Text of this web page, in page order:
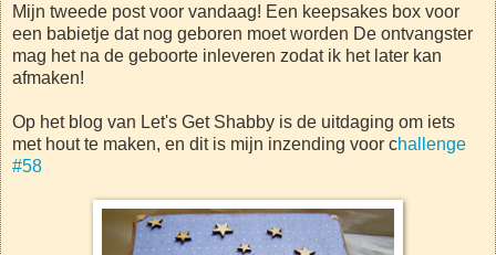
Mijn tweede post voor vandaag! Een keepsakes box voor
een babietje dat nog geboren moet worden De ontvangster
mag het na de geboorte inleveren zodat ik het later kan
afmaken!
Op het blog van Let's Get Shabby is de uitdaging om iets
met hout te maken, en dit is mijn inzending voor challenge
#58